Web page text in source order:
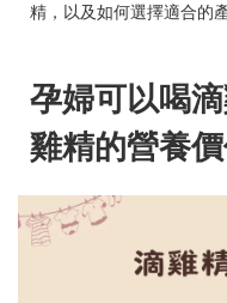
精，以及如何選擇適合的產
孕婦可以喝
雞精的營養